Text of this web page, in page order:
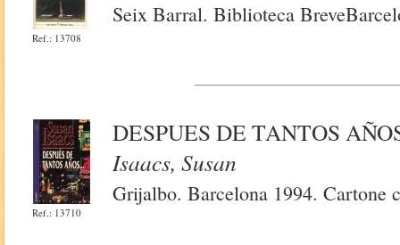
Ref.: 13708
Seix Barral. Biblioteca
Ref.: 13710
DESPUES DE TANTOS
Isaacs, Susan
Grijalbo. Barcelona 1994. Cartone